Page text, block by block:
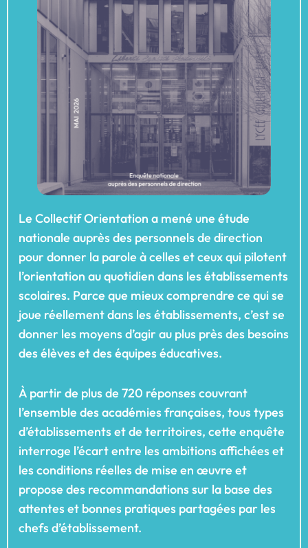
Le Collectif Orientation a mené une étude
nationale auprès des personnels de direction
pour donner la parole à celles et ceux qui pilotent
l’orientation au quotidien dans les établissements
scolaires. Parce que mieux comprendre ce qui se
joue réellement dans les établissements, c’est se
donner les moyens d’agir au plus près des besoins
des élèves et des équipes éducatives.
À partir de plus de 720 réponses couvrant
l’ensemble des académies françaises, tous types
d’établissements et de territoires, cette enquête
interroge l’écart entre les ambitions affichées et
les conditions réelles de mise en œuvre et
propose des recommandations sur la base des
attentes et bonnes pratiques partagées par les
chefs d’établissement.